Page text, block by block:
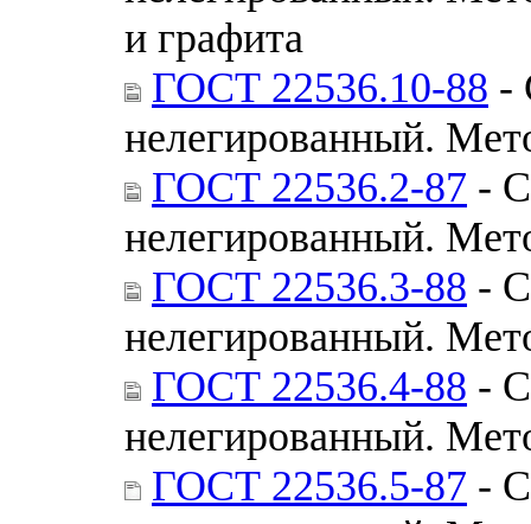
и графита
ГОСТ 22536.10-88 -
нелегированный.
ГОСТ 22536.2-87 -
нелегированный.
ГОСТ 22536.3-88 -
нелегированный.
ГОСТ 22536.4-88 -
нелегированный.
ГОСТ 22536.5-87 -